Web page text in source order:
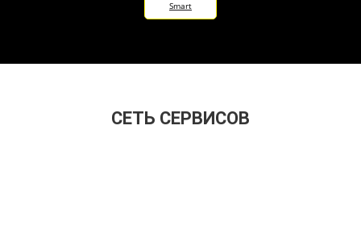
Smart
CЕТЬ СЕРВИСОВ